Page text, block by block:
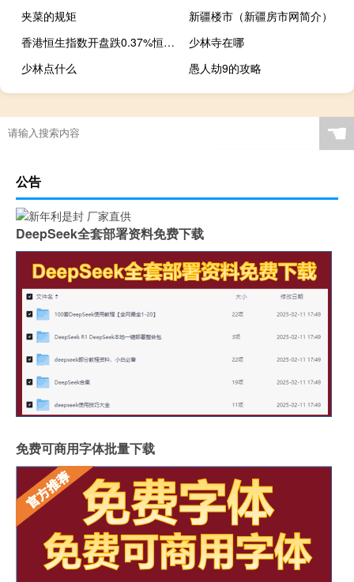
夹菜的规矩
新疆楼市（新疆房市网简介）
香港恒生指数开盘跌0.37%恒大物业涨超3%小鹏汽车跌超2%
少林寺在哪
少林点什么
愚人劫9的攻略
☚
公告
DeepSeek全套部署资料免费下载
免费可商用字体批量下载